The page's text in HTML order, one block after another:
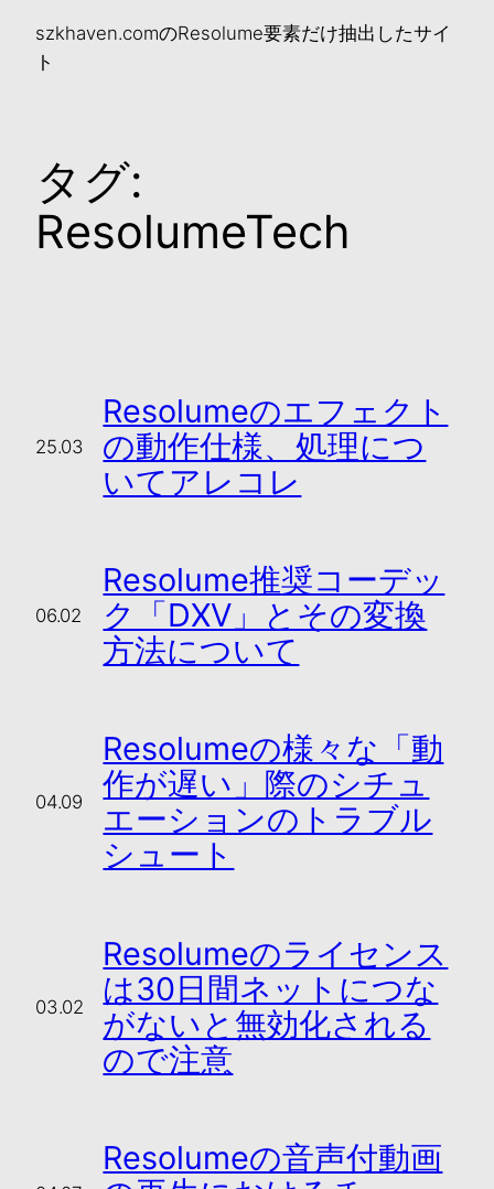
szkhaven.comのResolume要素だけ抽出したサイ
ト
タグ:
ResolumeTech
25.03
Resolumeのエフェクト
の動作仕様、処理につ
いてアレコレ
06.02
Resolume推奨コーデッ
ク「DXV」とその変換
方法について
04.09
Resolumeの様々な「動
作が遅い」際のシチュ
エーションのトラブル
シュート
03.02
Resolumeのライセンス
は30日間ネットにつな
がないと無効化される
ので注意
Resolumeの音声付動画